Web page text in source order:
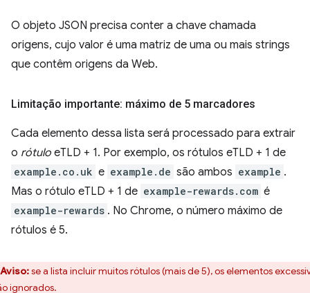
O objeto JSON precisa conter a chave chamada
origens, cujo valor é uma matriz de uma ou mais strings
que contêm origens da Web.
Limitação importante: máximo de 5 marcadores
Cada elemento dessa lista será processado para extrair
o rótulo eTLD + 1. Por exemplo, os rótulos eTLD + 1 de
example.co.uk e example.de são ambos example .
Mas o rótulo eTLD + 1 de example-rewards.com é
example-rewards . No Chrome, o número máximo de
rótulos é 5.
Aviso:se a lista incluir muitos rótulos (mais de 5), os elementos
ignorados.